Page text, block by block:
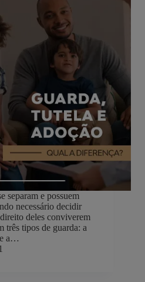
separam e possuem
necessário decidir
deles conviverem
três tipos de guarda: a
a…